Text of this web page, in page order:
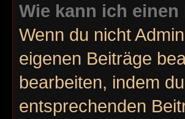
Wie kann ich
Wenn du nicht
eigenen Beiträge
bearbeiten, indem
entsprechenden